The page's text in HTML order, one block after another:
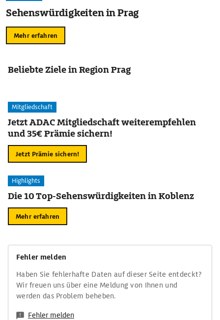
Sehenswürdigkeiten in Prag
Mehr erfahren
Beliebte Ziele in Region Prag
Mitgliedschaft
Jetzt ADAC Mitgliedschaft weiterempfehlen
und 35€ Prämie sichern!
Jetzt Prämie sichern!
Highlights
Die 10 Top-Sehenswürdigkeiten in Koblenz
Mehr erfahren
Fehler melden
Haben Sie fehlerhafte Daten auf dieser Seite entdeckt?
Wir freuen uns über eine Meldung von Ihnen und
werden das Problem beheben.
Fehler melden